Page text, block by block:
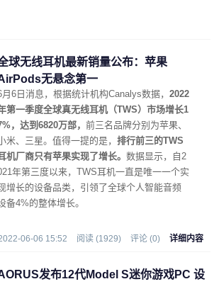
球无线耳机最新销量公布：苹果
无悬念第一
月6日消息，根据统计机构Canalys数据， 2022
第一季度全球真无线耳机（TWS）市场增长1
，达到6820万部， 前三名品牌分别为苹果、
米、三星。值得一提的是， 排行前三的TWS
机厂商只有苹果实现了增长。 数据显示，自2
年第三度以来，TWS耳机一直是唯一一个实
增长的设备品类，引领了全球个人智能音频
备4%的整体增长。
06-06 15:52 阅读 (1929) 评论 (0) 详细内容
发布12代Model S迷你游戏PC 设